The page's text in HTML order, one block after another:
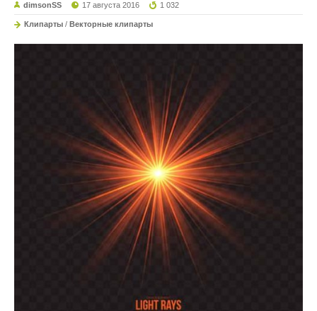
dimsonSS 17 августа 2016 1 032
Клипарты / Векторные клипарты